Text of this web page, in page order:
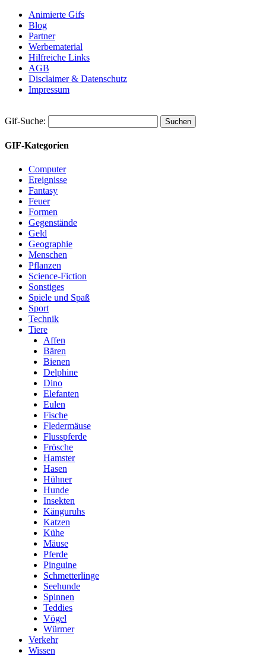
Animierte Gifs
Blog
Partner
Werbematerial
Hilfreiche Links
AGB
Disclaimer & Datenschutz
Impressum
Gif-Suche:
GIF-Kategorien
Computer
Ereignisse
Fantasy
Feuer
Formen
Gegenstände
Geld
Geographie
Menschen
Pflanzen
Science-Fiction
Sonstiges
Spiele und Spaß
Sport
Technik
Tiere
Affen
Bären
Bienen
Delphine
Dino
Elefanten
Eulen
Fische
Fledermäuse
Flusspferde
Frösche
Hamster
Hasen
Hühner
Hunde
Insekten
Känguruhs
Katzen
Kühe
Mäuse
Pferde
Pinguine
Schmetterlinge
Seehunde
Spinnen
Teddies
Vögel
Würmer
Verkehr
Wissen